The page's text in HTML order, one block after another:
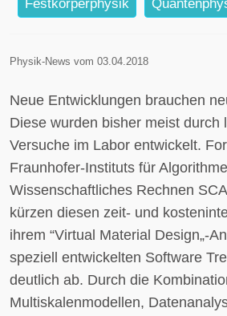
Festkörperphysik
Physik-News vom 03.04.2018
Neue Entwicklungen brauchen
Diese wurden bisher meist durch
Versuche im Labor entwickelt.
Fraunhofer-Instituts für
Wissenschaftliches Rechnen
kürzen diesen zeit- und
ihrem “Virtual Material Design„-
speziell entwickelten Software
deutlich ab. Durch die
Multiskalenmodellen,